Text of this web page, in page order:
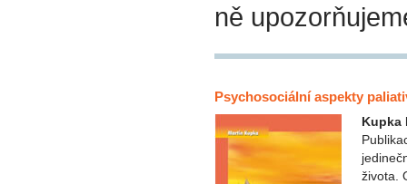
ně
Psychosociální aspekty
Kupka
života.